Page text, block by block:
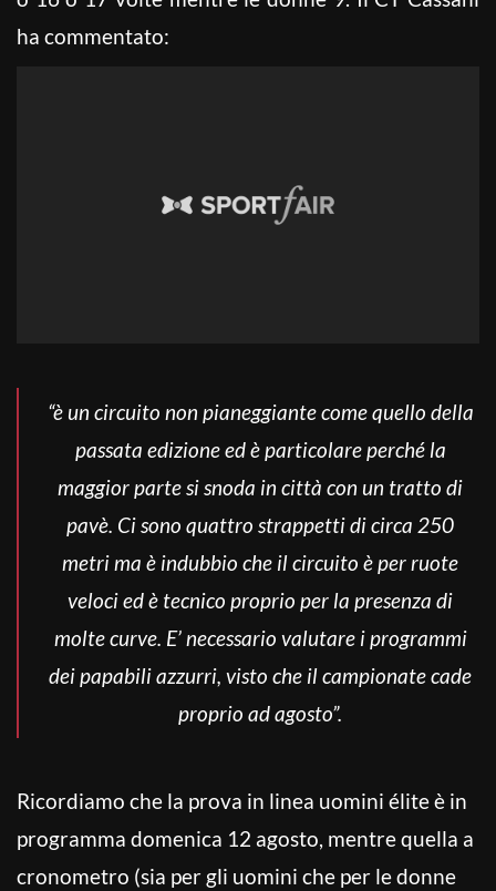
ha commentato:
“è un circuito non pianeggiante come quello della
passata edizioneed è particolare perché la
maggior parte si snoda in città con un tratto di
pavè. Ci sono quattro strappetti di circa 250
metri ma è indubbio che il circuito è per ruote
veloci ed è tecnico proprio per la presenza di
molte curve. E’ necessario valutare i programmi
dei papabili azzurri, visto che il campionate cade
proprio ad agosto”.
Ricordiamo che la prova in linea uomini élite è in
programma domenica 12 agosto, mentre quella a
cronometro (sia per gli uomini che per le donne